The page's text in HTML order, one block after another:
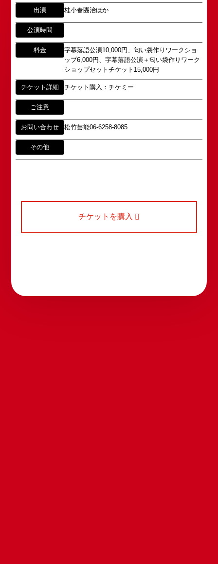
出演 桂小春團治ほか
公演時間
料金
字幕落語公演10,000円、匂い袋作りワークショ
ップ6,000円、字幕落語公演＋匂い袋作りワーク
ショップセットチケット15,000円
チケット詳細 チケット購入：チケミー
ご注意
お問い合わせ 松竹芸能06-6258-8085
その他
チケットを購入 
心斎橋角座トップ
公演情報
アクセス
1960年～70年代には、上方演芸の殿堂として栄え
ました。
その後、「角座」の名称は、松竹(株)の直営映画館
(大阪市中央区)や
弊社直営の劇場「B1角座」(大阪市中央区)に引き継
がれていましたが、
2008年の角座ビル(大阪市中央区)の閉館と共に、
消滅致しました。
この由緒ある名称を、日本のエンタテインメントの
中心である東京・大阪で復活させ、 新たな歴史を
スタートさせたいと考えております。
この劇場から、日本を代表するエンタテインナーが
school@shochikugeino.jp
イベント出演依頼のお問い合わせ
以下のページからお問い合わせ願います。
イベント出演依頼メール送信フォーム
https://www.shochikugeino.co.jp/event/form/
タレントへのファンメール
fanmail@shochikugeino.jp
ホームページに関するご意見・ご感想（※）
webmaster@shochikugeino.jp
※イベント内容・出演者等に関するお問い合わせ・
だく場合もございます。予めご了承の上お問い合わ